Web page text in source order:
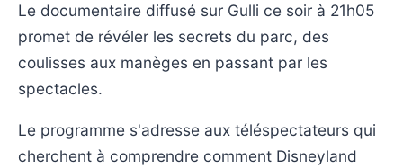
Le documentaire diffusé sur Gulli ce soir à 21h05
promet de révéler les secrets du parc, des
coulisses aux manèges en passant par les
spectacles.
Le programme s'adresse aux téléspectateurs qui
cherchent à comprendre comment Disneyland